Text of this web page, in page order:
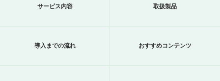
サービス内容 取扱製品
導入までの流れ おすすめコンテンツ